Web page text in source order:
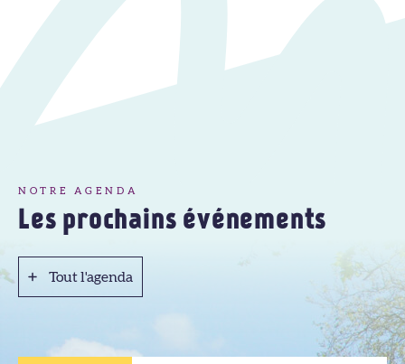
NOTRE AGENDA
Les prochains événements
Tout l'agenda